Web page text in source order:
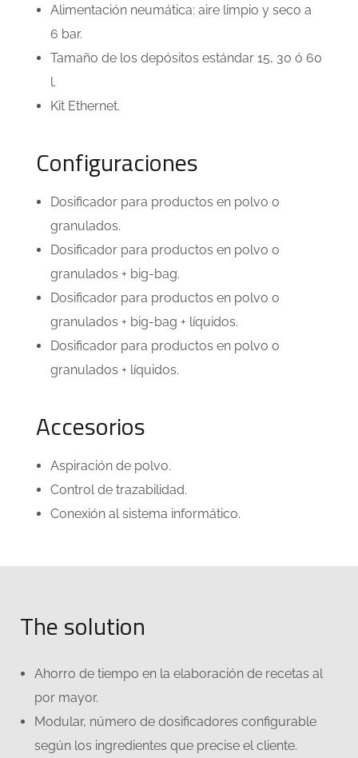
Alimentación neumática: aire limpio y seco a
6 bar.
Tamaño de los depósitos estándar 15, 30 ó 60
l.
Kit Ethernet.
Configuraciones
Dosificador para productos en polvo o
granulados.
Dosificador para productos en polvo o
granulados + big-bag.
Dosificador para productos en polvo o
granulados + big-bag + líquidos.
Dosificador para productos en polvo o
granulados + líquidos.
Accesorios
Aspiración de polvo.
Control de trazabilidad.
Conexión al sistema informático.
The solution
Ahorro de tiempo en la elaboración de recetas al
por mayor.
Modular, número de dosificadores configurable
según los ingredientes que precise el cliente.